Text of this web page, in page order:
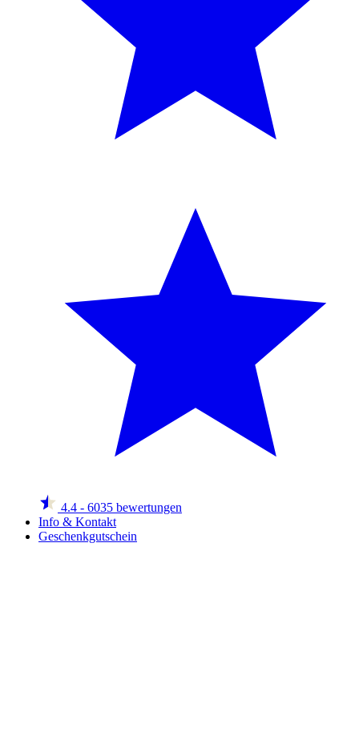
4.4 - 6035 bewertungen
Info & Kontakt
Geschenkgutschein